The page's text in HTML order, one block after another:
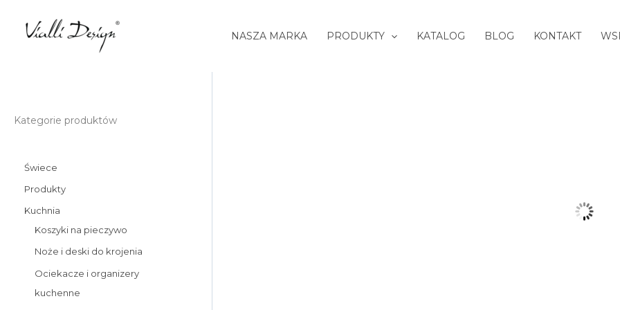
NASZA MARKA PRODUKTY KATALOG BLOG KONTAKT
Kategorie produktów
Świece
Produkty
Kuchnia
Koszyki na pieczywo
Noże i deski do krojenia
Ociekacze i organizery
kuchenne